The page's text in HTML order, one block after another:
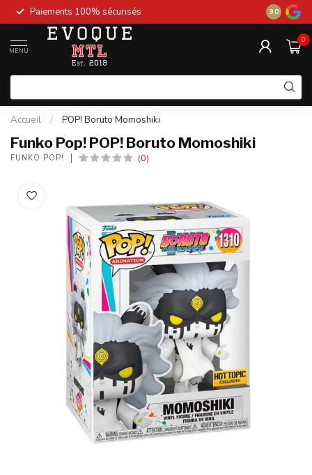
Paiements 100% sécurisés New stock
9.0
MENU
0
Accueil / POP! Boruto Momoshiki
Funko Pop! POP! Boruto Momoshiki
FUNKO POP! (0)